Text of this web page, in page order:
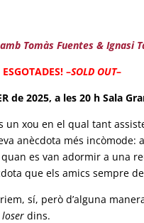
Tomàs Fuentes & Ignasi
–SOLD OUT–
de 2025, a les 20 h Sala
un xou en el qual tant
anècdota més incòmode:
es van adormir a una
que els amics sempre
sí, però d’alguna
loser dins.